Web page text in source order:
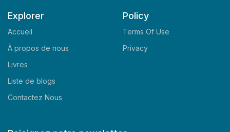
Explorer
Accueil
À propos de nous
Livres
Liste de blogs
Contactez Nous
Policy
Terms Of Use
Privacy